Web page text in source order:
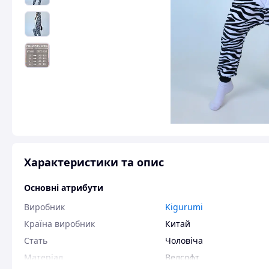
Характеристики та опис
Основні атрибути
Виробник
Kigurumi
Країна виробник
Китай
Стать
Чоловіча
Матеріал
Велсофт